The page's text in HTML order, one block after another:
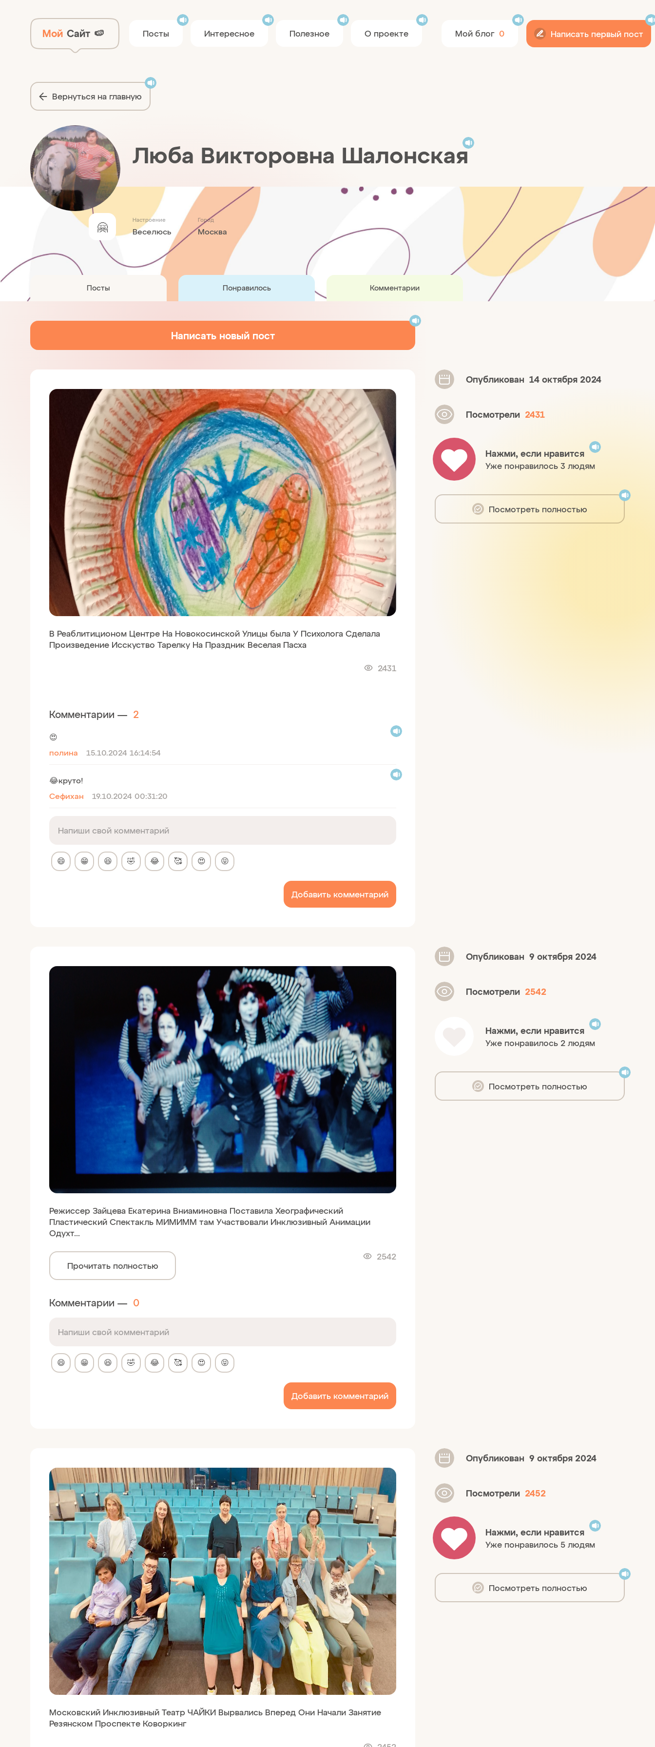
Мой Сайт 🍉 Посты Интересное Полезное О проекте Мой блог 0 Написать первый пост
12+
Вернуться на главную
🤗
Люба Викторовна Шалонская
Настроение
Веселюсь
Город
Москва
Посты Понравилось Комментарии
Написать новый пост
В Реаблитиционом Центре На Новокосинской Улицы была У Психолога Сделала
Произведение Исскуство Тарелку На Праздник Веселая Пасха
2431
Комментарии — 2
😍
полина
15.10.2024 16:14:54
😂круто!
Сефихан
19.10.2024 00:31:20
😄 😁 😆 🤣 😂 🥰 😍 😝
Добавить комментарий
Опубликован 14 октября 2024
Посмотрели 2431
Нажми, если нравится
Уже понравилось 3 людям
Посмотреть полностью
Режиссер Зайцева Екатерина Вниаминовна Поставила Хеографический
Пластический Спектакль МИМИММ там Участвовали Инклюзивный Анимации
Одухт...
Прочитать полностью
2542
Комментарии — 0
😄 😁 😆 🤣 😂 🥰 😍 😝
Добавить комментарий
Опубликован 9 октября 2024
Посмотрели 2542
Нажми, если нравится
Уже понравилось 2 людям
Посмотреть полностью
Московский Инклюзивный Театр ЧАЙКИ Вырвались Вперед Они Начали Занятие
Резянском Проспекте Коворкинг
Опубликован 9 октября 2024
Посмотрели 2452
Нажми, если нравится
Уже понравилось 5 людям
Посмотреть полностью